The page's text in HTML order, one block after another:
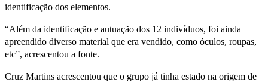
identificação dos elementos.
“Além da identificação e autuação dos 12 indivíduos, foi ainda
apreendido diverso material que era vendido, como óculos, roupas,
etc”, acrescentou a fonte.
Cruz Martins acrescentou que o grupo já tinha estado na origem de